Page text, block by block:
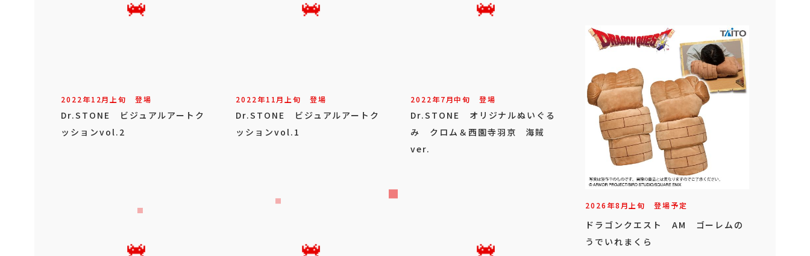
2022年12月上旬 登場
Dr.STONE ビジュアルアートク
ッションvol.2
2022年11月上旬 登場
Dr.STONE ビジュアルアートク
ッションvol.1
2022年7月中旬 登場
Dr.STONE オリジナルぬいぐる
み クロム＆西園寺羽京 海賊
ver.
2026年8月上旬 登場予定
ドラゴンクエスト AM ゴーレムの
うでいれまくら